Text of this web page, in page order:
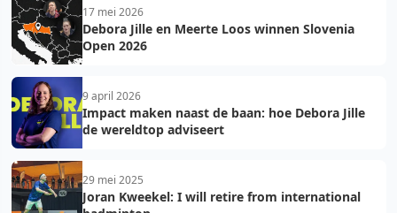
17 mei 2026
Debora Jille en Meerte Loos winnen Slovenia
Open 2026
9 april 2026
Impact maken naast de baan: hoe Debora Jille
de wereldtop adviseert
29 mei 2025
Joran Kweekel: I will retire from international